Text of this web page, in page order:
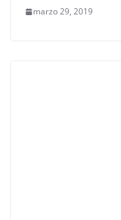
marzo 29, 2019